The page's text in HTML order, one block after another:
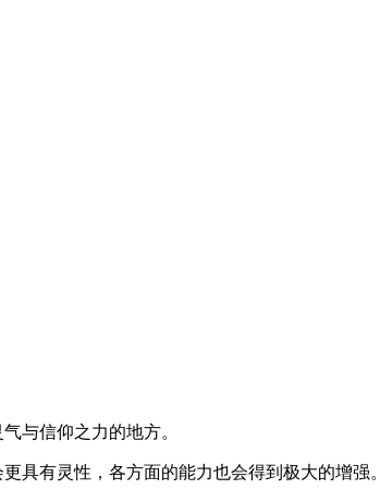
与信仰之力的地方。
具有灵性，各方面的能力也会得到极大的增强。